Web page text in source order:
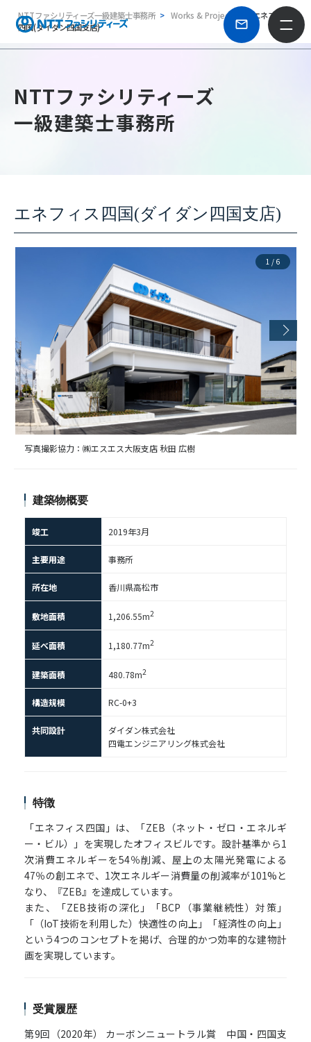
NTTファシリティーズ一級建築士事務所 Works & Projects
エネフィス
四国(ダイダン四国支店)
NTTファシリティーズ
一級建築士事務所
エネフィス四国(ダイダン四国支店)
1 / 6
写真撮影協力：㈱エスエス大阪支店 秋田 広樹
建築物概要
竣工 2019年3⽉
主要用途 事務所
所在地 香川県高松市
敷地面積 1,206.55m2
延べ面積 1,180.77m2
建築面積 480.78m2
構造規模 RC-0+3
共同設計
ダイダン株式会社
四電エンジニアリング株式会社
特徴
「エネフィス四国」は、「ZEB（ネット・ゼロ・エネルギ
ー・ビル）」を実現したオフィスビルです。設計基準から1
次消費エネルギーを54％削減、屋上の太陽光発電による
47％の創エネで、1次エネルギー消費量の削減率が101%と
なり、『ZEB』を達成しています。
また、「ZEB技術の深化」「BCP（事業継続性）対策」
「（IoT技術を利用した）快適性の向上」「経済性の向上」
という4つのコンセプトを掲げ、合理的かつ効率的な建物計
画を実現しています。
受賞履歴
第9回（2020年） カーボンニュートラル賞 中国・四国支